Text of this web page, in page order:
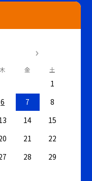
木 金 土
1
6 7
8
14
15
21
22
28
29